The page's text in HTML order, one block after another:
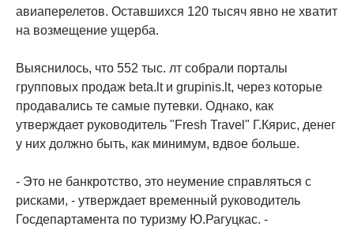
авиаперелетов. Оставшихся 120 тысяч явно не хватит
на возмещение ущерба.
Выяснилось, что 552 тыс. лт собрали порталы
групповых продаж beta.lt и grupinis.lt, через которые
продавались те самые путевки. Однако, как
утверждает руководитель "Fresh Travel" Г.Кярис, денег
у них должно быть, как минимум, вдвое больше.
- Это не банкротство, это неумение справляться с
рисками, - утверждает временный руководитель
Госдепартамента по туризму Ю.Рагуцкас. -